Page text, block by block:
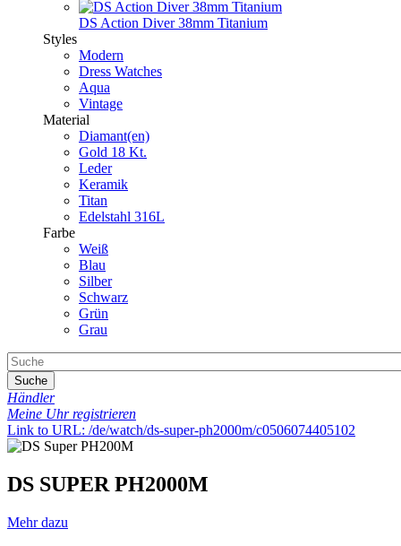
DS Action Diver 38mm Titanium
Styles
Modern
Dress Watches
Aqua
Vintage
Material
Diamant(en)
Gold 18 Kt.
Leder
Keramik
Titan
Edelstahl 316L
Farbe
Weiß
Blau
Silber
Schwarz
Grün
Grau
Suche
Händler
Meine Uhr registrieren
Link to URL: /de/watch/ds-super-ph2000m/c0506074405102
DS SUPER PH2000M
Mehr dazu